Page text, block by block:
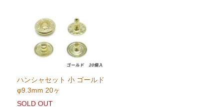
ハンシャセット 小 ゴールド
φ9.3mm 20ヶ
SOLD OUT